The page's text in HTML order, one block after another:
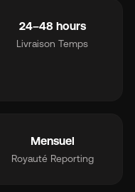
24–48 hours
Livraison Temps
Mensuel
Royauté Reporting